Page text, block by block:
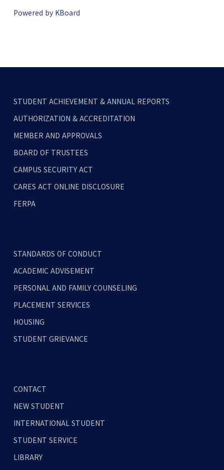
Powered by KBoard
STUDENT ACHIEVEMENT & ANNUAL REPORTS
AUTHORIZATION & ACCREDITATION
MEMBER AND APPROVALS
BOARD OF TRUSTEES
CAMPUS SECURITY ACT
CARES ACT ONLINE DISCLOSURE
FERPA
STANDARDS OF CONDUCT
ACADEMIC ADVISEMENT
PERSONAL AND FAMILY COUNSELING
PLACEMENT SERVICES
HOUSING
STUDENT GRIEVANCE
CONTACT
NEW STUDENT
INTERNATIONAL STUDENT
STUDENT SERVICE
LIBRARY